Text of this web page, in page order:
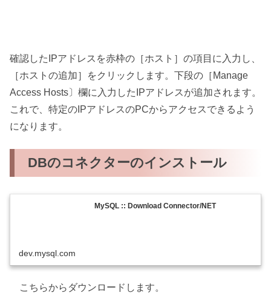
確認したIPアドレスを赤枠の［ホスト］の項目に入力し、
［ホストの追加］をクリックします。下段の［Manage
Access Hosts〕欄に入力したIPアドレスが追加されます。
これで、特定のIPアドレスのPCからアクセスできるよう
になります。
DBのコネクターのインストール
MySQL :: Download Connector/NET
dev.mysql.com
こちらからダウンロードします。